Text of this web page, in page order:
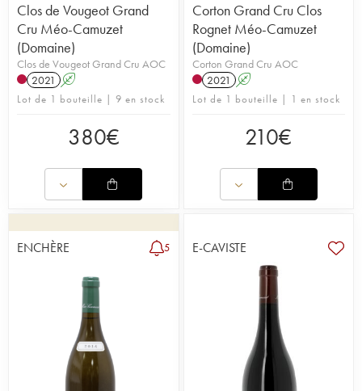
Clos de Vougeot Grand
Cru Méo-Camuzet
(Domaine)
Clos de Vougeot Grand Cru AOC
2021
A
Lot de 1 bouteille | 9 en stock
380€
Corton Grand Cru Clos
Rognet Méo-Camuzet
(Domaine)
Corton Grand Cru AOC
2021 A
Lot de 1 bouteille | 1 en stock
210€
ENCHÈRE 5 E-CAVISTE